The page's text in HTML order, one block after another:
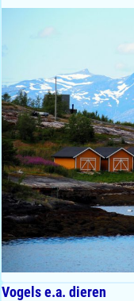
Vogels e.a. dieren